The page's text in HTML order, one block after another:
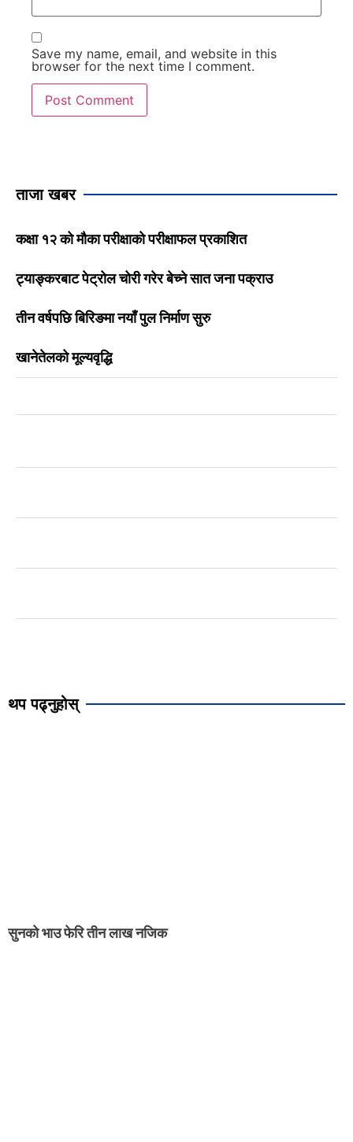
Save my name, email, and website in this
browser for the next time I comment.
ताजा खबर
कक्षा १२ को मौका परीक्षाको परीक्षाफल प्रकाशित
ट्याङ्करबाट पेट्रोल चोरी गरेर बेच्ने सात जना पक्राउ
तीन वर्षपछि बिरिङमा नयाँ पुल निर्माण सुरु
खानेतेलको मूल्यवृद्धि
थप पढ्नुहोस्
सुनको भाउ फेरि तीन लाख नजिक